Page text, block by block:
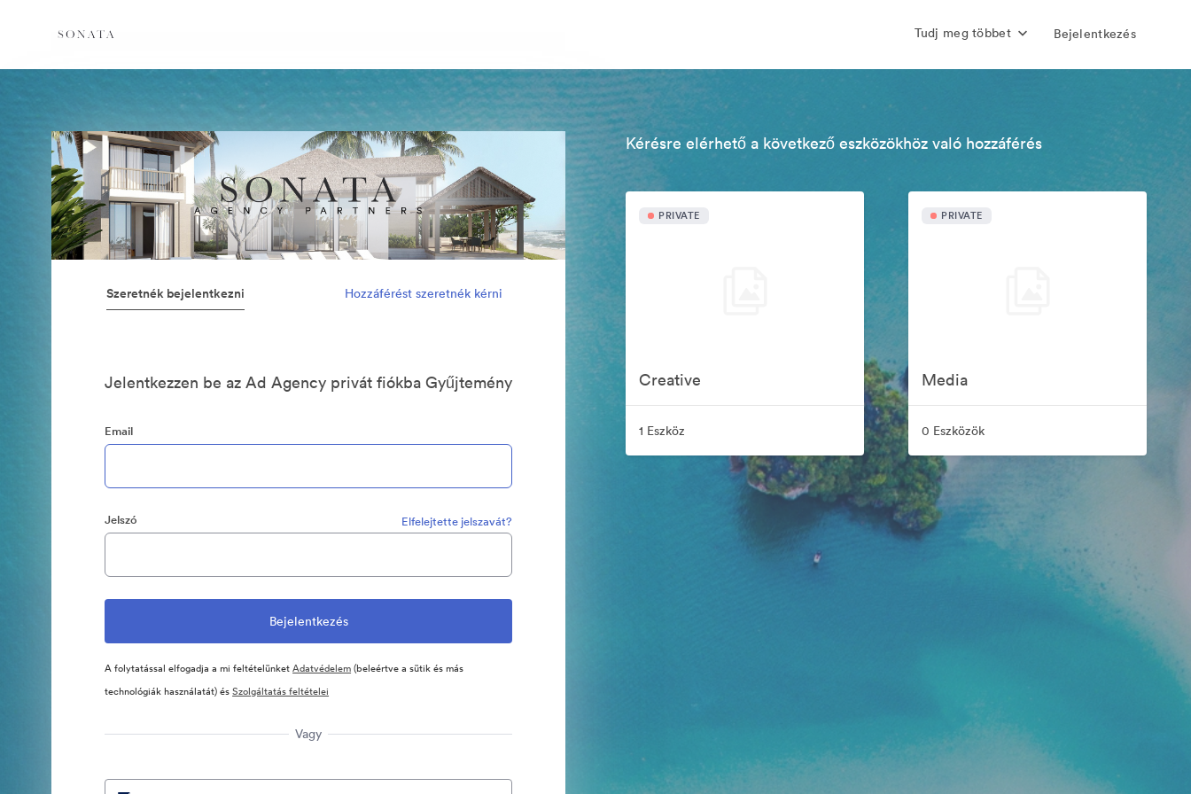
Tudj meg többet Bejelentkezés
Szeretnék bejelentkezni Hozzáférést szeretnék kérni
Jelentkezzen be az Ad Agency privát fiókba Gyűjtemény
Email
Jelszó Elfelejtette jelszavát?
A folytatással elfogadja a mi feltételünketAdatvédelem(beleértve a sütik és más
technológiák használatát) ésSzolgáltatás feltételei
Vagy
Kérésre elérhető a következő eszközökhöz való hozzáférés
PRIVATE
Creative
1 Eszköz
PRIVATE
Media
0 Eszközök